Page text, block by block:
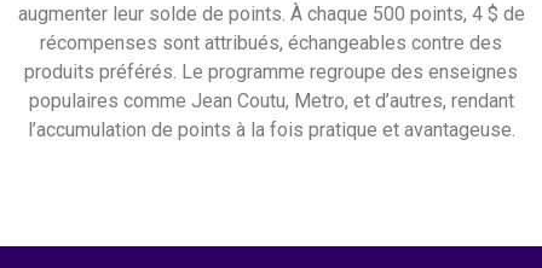
augmenter leur solde de points. À chaque 500 points, 4 $ de
récompenses sont attribués, échangeables contre des
produits préférés. Le programme regroupe des enseignes
populaires comme Jean Coutu, Metro, et d’autres, rendant
l’accumulation de points à la fois pratique et avantageuse.